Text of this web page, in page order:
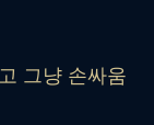
그냥 손싸움